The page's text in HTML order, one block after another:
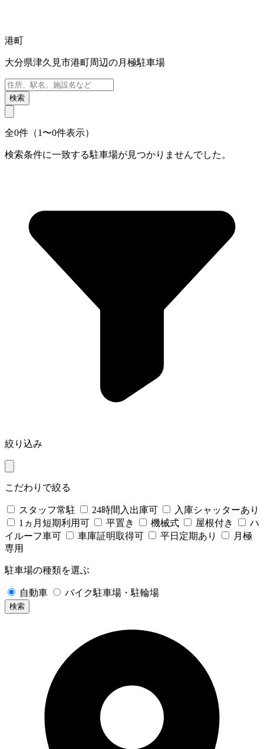
港町
大分県津久見市港町周辺の月極駐車場
検索
全0件（1〜0件表示）
検索条件に一致する駐車場が見つかりませんでした。
絞り込み
こだわりで絞る
スタッフ常駐 24時間入出庫可
入庫シャッターあり
1ヵ月短期利用可
平置き 機械式 屋根付き
ハ
イルーフ車可
車庫証明取得可 平日定期あり
月極
専用
駐車場の種類を選ぶ
自動車 バイク駐車場・駐輪場
検索